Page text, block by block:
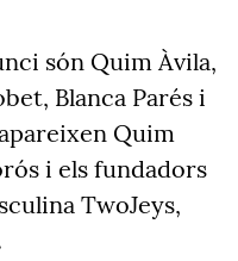
són Quim Àvila,
Blanca Parés i
Quim
i els fundadors
TwoJeys,